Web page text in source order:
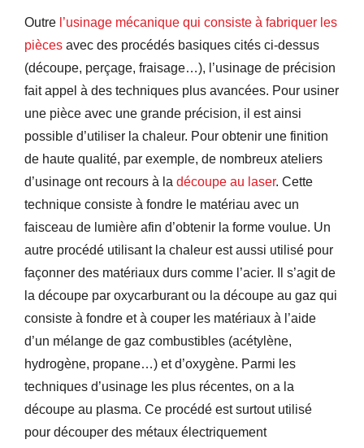
Outre l’usinage mécanique qui consiste à fabriquer les
pièces avec des procédés basiques cités ci-dessus
(découpe, perçage, fraisage…), l’usinage de précision
fait appel à des techniques plus avancées. Pour usiner
une pièce avec une grande précision, il est ainsi
possible d’utiliser la chaleur. Pour obtenir une finition
de haute qualité, par exemple, de nombreux ateliers
d’usinage ont recours à la découpe au laser. Cette
technique consiste à fondre le matériau avec un
faisceau de lumière afin d’obtenir la forme voulue. Un
autre procédé utilisant la chaleur est aussi utilisé pour
façonner des matériaux durs comme l’acier. Il s’agit de
la découpe par oxycarburant ou la découpe au gaz qui
consiste à fondre et à couper les matériaux à l’aide
d’un mélange de gaz combustibles (acétylène,
hydrogène, propane…) et d’oxygène. Parmi les
techniques d’usinage les plus récentes, on a la
découpe au plasma. Ce procédé est surtout utilisé
pour découper des métaux électriquement